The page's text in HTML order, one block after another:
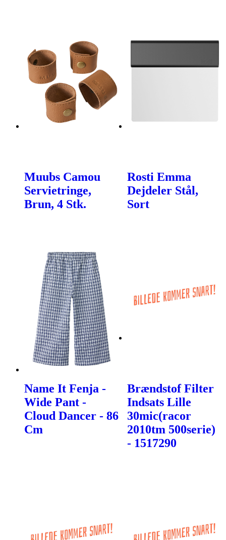
Muubs Camou
Servietringe,
Brun, 4 Stk.
Rosti Emma
Dejdeler Stål,
Sort
Name It Fenja -
Wide Pant -
Cloud Dancer - 86
Cm
Brændstof Filter
Indsats Lille
30mic(racor
2010tm 500serie)
- 1517290